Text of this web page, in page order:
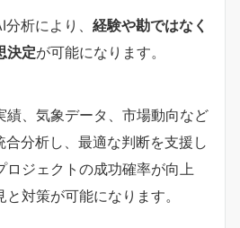
析により、 経験や勘ではなく
決定が可能になります。
績、気象データ、市場動向など
分析し、最適な判断を支援し
ロジェクトの成功確率が向上
対策が可能になります。